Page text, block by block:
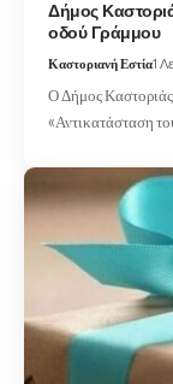
Δήμος
οδού Γράμμου
Καστοριανή Εστία1
Ο Δήμος Καστοριάς
«Αντικατάσταση